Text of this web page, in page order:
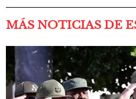
MÁS NOTICIAS DE